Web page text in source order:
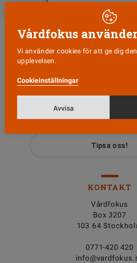
Läs senaste
Tipsa oss!
KONTAKT
Vårdfokus
Box 3207
103 64
0771-420 420
Vårdfokus
Vi använder cookies för att ge dig
upplevelsen.
Cookieinställningar
Avvisa